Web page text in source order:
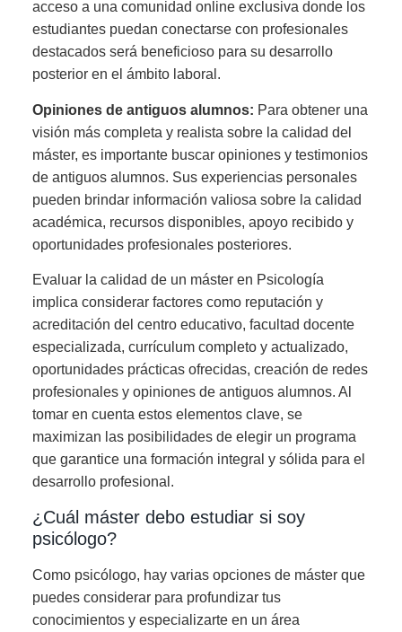
acceso a una comunidad online exclusiva donde los
estudiantes puedan conectarse con profesionales
destacados será beneficioso para su desarrollo
posterior en el ámbito laboral.
Opiniones de antiguos alumnos: Para obtener una
visión más completa y realista sobre la calidad del
máster, es importante buscar opiniones y testimonios
de antiguos alumnos. Sus experiencias personales
pueden brindar información valiosa sobre la calidad
académica, recursos disponibles, apoyo recibido y
oportunidades profesionales posteriores.
Evaluar la calidad de un máster en Psicología
implica considerar factores como reputación y
acreditación del centro educativo, facultad docente
especializada, currículum completo y actualizado,
oportunidades prácticas ofrecidas, creación de redes
profesionales y opiniones de antiguos alumnos. Al
tomar en cuenta estos elementos clave, se
maximizan las posibilidades de elegir un programa
que garantice una formación integral y sólida para el
desarrollo profesional.
¿Cuál máster debo estudiar si soy
psicólogo?
Como psicólogo, hay varias opciones de máster que
puedes considerar para profundizar tus
conocimientos y especializarte en un área